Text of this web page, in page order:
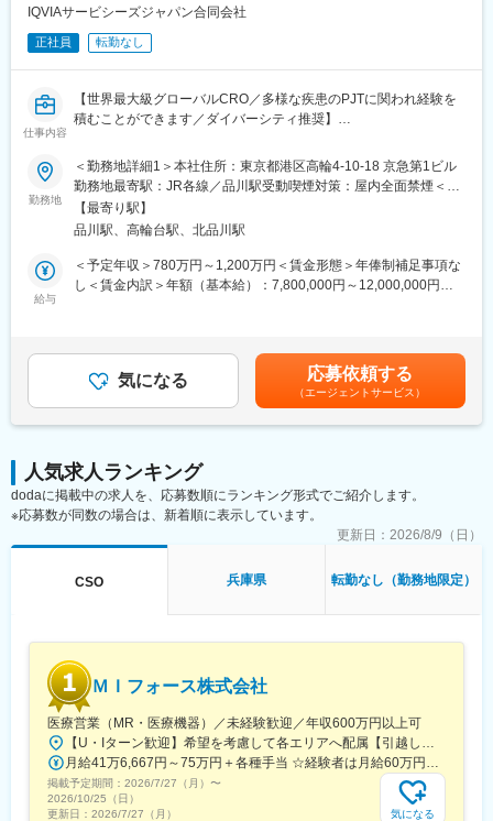
医薬品、医療機器、再生医療等幅広い分野の開発品目に関する文
文書作成に際し、社内の医師や薬事の専門知識を有する者からア
な環境で仕事をすることができます
■世界100か国以上に展開・進化し続ける世界最大級CRO：
世界最大のCROと医療データカンパニーの経営統合により、
IQVIAは世界中のどんな会社にも真似できない治験の「質」と「ス
ピード」を両立する仕組みを持った企業へ進化しました。薬剤流
間が数か月も短縮に成功した例もあります。新しい治療法を待っ
ている患者様のために、これからもIQVIAは創造的な仕事に挑戦し
フレキシブルスタイルワーク：働く場所はオフィスに拘らず、
「効率的で生産性の高い業務を実施できる場所で勤務する」とい
う考え方で、より柔軟な働き方を導入しています。
変更の範囲：会社の定める業務
IQVIAサービシーズジャパン合同会社
正社員 転勤なし
仕事内容
【世界最大級グローバルCRO／多様な疾患のPJTに関われ経験を
積むことができます／ダイバーシティ推奨】
から、幅広い治療分野の業務を受託しているため、様々な文書作
成に携わり、非常に多くの経験をすることができます。また、社
内の教育システムも充実しており、新規案件に対して専門的なア
プローチが可能な体制になっています。
■仕事内容：
リード・メディカル・ライターとして次のような業務をお任せし
・グローバル試験の治験実施計画書に対して日本要件を満たすた
めの修正版の作成およびレビュー業務・臨床研究・PMS関連文書
（実施計画書、安全性定期報告書、論文など）の作成およびレビ
■仕事の魅力：
・医薬品、医療機器、再生医療等幅広い分野の開発品目に関する
アドバイスを受けることできます
ルな環境で仕事をすることができます
■世界100か国以上に展開・進化し続ける世界最大級CRO：
世界最大のCROと医療データカンパニーの経営統合により、
IQVIAは世界中のどんな会社にも真似できない治験の「質」と「ス
ピード」を両立する仕組みを持った企業へ進化しました。薬剤流
通データと治験データの分析により、海外では治験完了までに期
間が数か月も短縮に成功した例もあります。新しい治療法を待っ
ている患者様のために、これからもIQVIAは創造的な仕事に挑戦し
ていきます。
勤務地
＜勤務地詳細1＞本社住所：東京都港区高輪4-10-18 京急第1ビル
勤務地最寄駅：JR各線／品川駅受動喫煙対策：屋内全面禁煙＜勤
務地詳細2＞全国住所：全国 ※希望勤務地はアドバイザーにお伝
えください。 受動喫煙対策：屋内全面禁煙変更の範囲：会社の定
【最寄り駅】
品川駅、高輪台駅、北品川駅
給与
＜予定年収＞780万円～1,200万円＜賃金形態＞年俸制補足事項な
し＜賃金内訳＞年額（基本給）：7,800,000円～12,000,000円＜
す。■昇給：年1回■業績賞与：年1回賃金はあくまでも目安の金額
であり、選考を通じて上下する可能性があります。月給(月額)は固
定手当を含めた表記です。
気になる 応募依頼する
（エージェントサービス）
人気求人ランキング
dodaに掲載中の求人を、応募数順にランキング形式でご紹介します。
※応募数が同数の場合は、新着順に表示しています。
更新日： 2026/8/9（日）
CSO 兵庫県 転勤なし（勤務地限定）
ＭＩフォース株式会社
医療営業（MR・医療機器）／未経験歓迎／年収600万円以上可
【U・Iターン歓迎】希望を考慮して各エリアへ配属【引越し代は会社全額負担】■本社 東京都中央区築地1-13-1 銀座松竹スクエア9F■勤務エリア：（1）北海道：北海道（2）東北：青森・秋田・岩手・山形・宮城・福島（3）関東：東京・神奈川・千葉・埼玉・茨城・栃木・群馬（4）甲信越：新潟・長野・山梨（5）東海：愛知・岐阜・三重・静岡（6）北陸：富山・石川・福井（7）近畿：大阪・京都・滋賀・奈良・和歌山・兵庫（8）中国：岡山・広島・山口・島根・鳥取（9）四国：香川・徳島・高知・愛媛（10）九州：福岡・大分・宮崎・鹿児島・熊本・佐賀・長崎・沖縄※勤務地限定～全国転勤（規定あり）の選択可能※配属エリアは希望を考慮して決定いたします。希望範囲外への転勤はありません。※変更の範囲：会社の定める事業所（リモートワーク含む）
月給41万6,667円～75万円＋各種手当 ☆経験者は月給60万円以上！・・・・・・■未経験者：月給41万6,667円～＋各種手当※上記には固定残業代（7万9,114円～／30時間分）を含みます。※超過分は別途全額支給いたします。◎手当を含めれば初年度から年収600万円以上も可能！・・・・・・■経験者：月給60万円～75万円＋各種手当※上記には固定残業代（11万760円～／30時間分）を含みます。※超過分は別途全額支給いたします。＜年収例＞◎初年度年収は700万円以上！◎最大年収900万円以上も目指せる♪・・・・・・＼社員の年収例／ 800万円／36歳（入社3年） 860万円／42歳（入社4年） 920万円／45歳（入社6年） ※諸手当含む
掲載予定期間： 2026/7/27（月） 〜
2026/10/25（日）
更新日： 2026/7/27（月） 気になる